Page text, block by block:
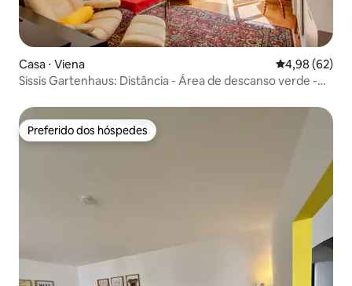
Casa ⋅ Viena 4,98 de uma
4,98 (62)
Sissis Gartenhaus: Distância - Área de descanso verde -
Preferido dos hóspedes
Preferido dos hóspedes